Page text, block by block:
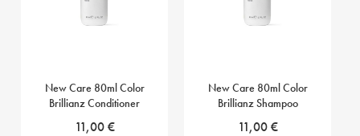
New Care 80ml Color
Brillianz Conditioner
11,00€
New Care 80ml Color
Brillianz Shampoo
11,00€